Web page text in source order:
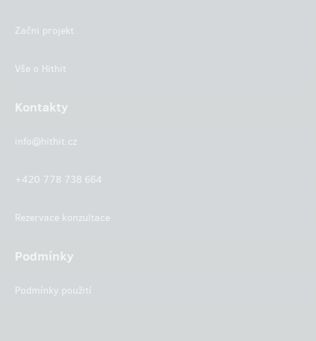
Začni projekt
Vše o Hithit
Kontakty
info@hithit.cz
+420 778 738 664
Rezervace konzultace
Podmínky
Podmínky použití